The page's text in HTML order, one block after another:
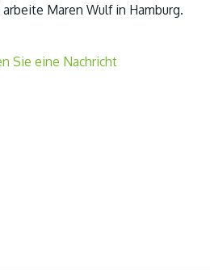
Maren Wulf in Hamburg.
Sie eine Nachricht